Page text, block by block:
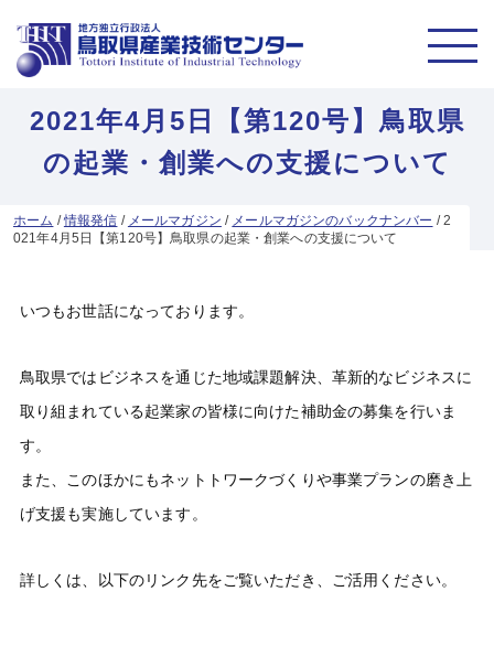
2021年4月5日【第120号】鳥取県
の起業・創業への支援について
ホーム /情報発信 / メールマガジン / メールマガジンのバックナンバー /2
021年4月5日【第120号】鳥取県の起業・創業への支援について
いつもお世話になっております。
鳥取県ではビジネスを通じた地域課題解決、革新的なビジネスに
取り組まれている起業家の皆様に向けた補助金の募集を行いま
す。
また、このほかにもネットトワークづくりや事業プランの磨き上
げ支援も実施しています。
詳しくは、以下のリンク先をご覧いただき、ご活用ください。